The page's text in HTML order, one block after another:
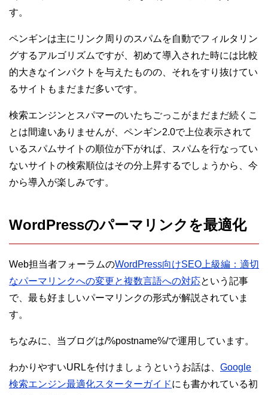
す。
ペンギンは主にリンク周りのスパムを自動でフィルタリン
グするアルゴリズムですが、初めて導入された時には比較
的大きなインパクトを与えたものの、それをすり抜けてい
るサイトもまだまだ多いです。
検索エンジンとスパマーのいたちごっこがまだまだ続くこ
とは間違いありませんが、ペンギン2.0で上位表示されて
いるスパムサイトの順位が下がれば、スパムを行なってい
ないサイトの検索順位はその分上昇するでしょうから、今
から導入が楽しみです。
WordPressのパーマリンクを最適化
Web担当者フォーラムのWordPress向けSEO上級編：適切
なパーマリンクへの変更と複数言語への対応という記事
で、最も好ましいパーマリンクの形式が解説されていま
す。
ちなみに、当ブログは/%postname%/で運用しています。
わかりやすいURLを付けましょうというお話は、 Google
検索エンジン最適化スターターガイドにも書かれている初